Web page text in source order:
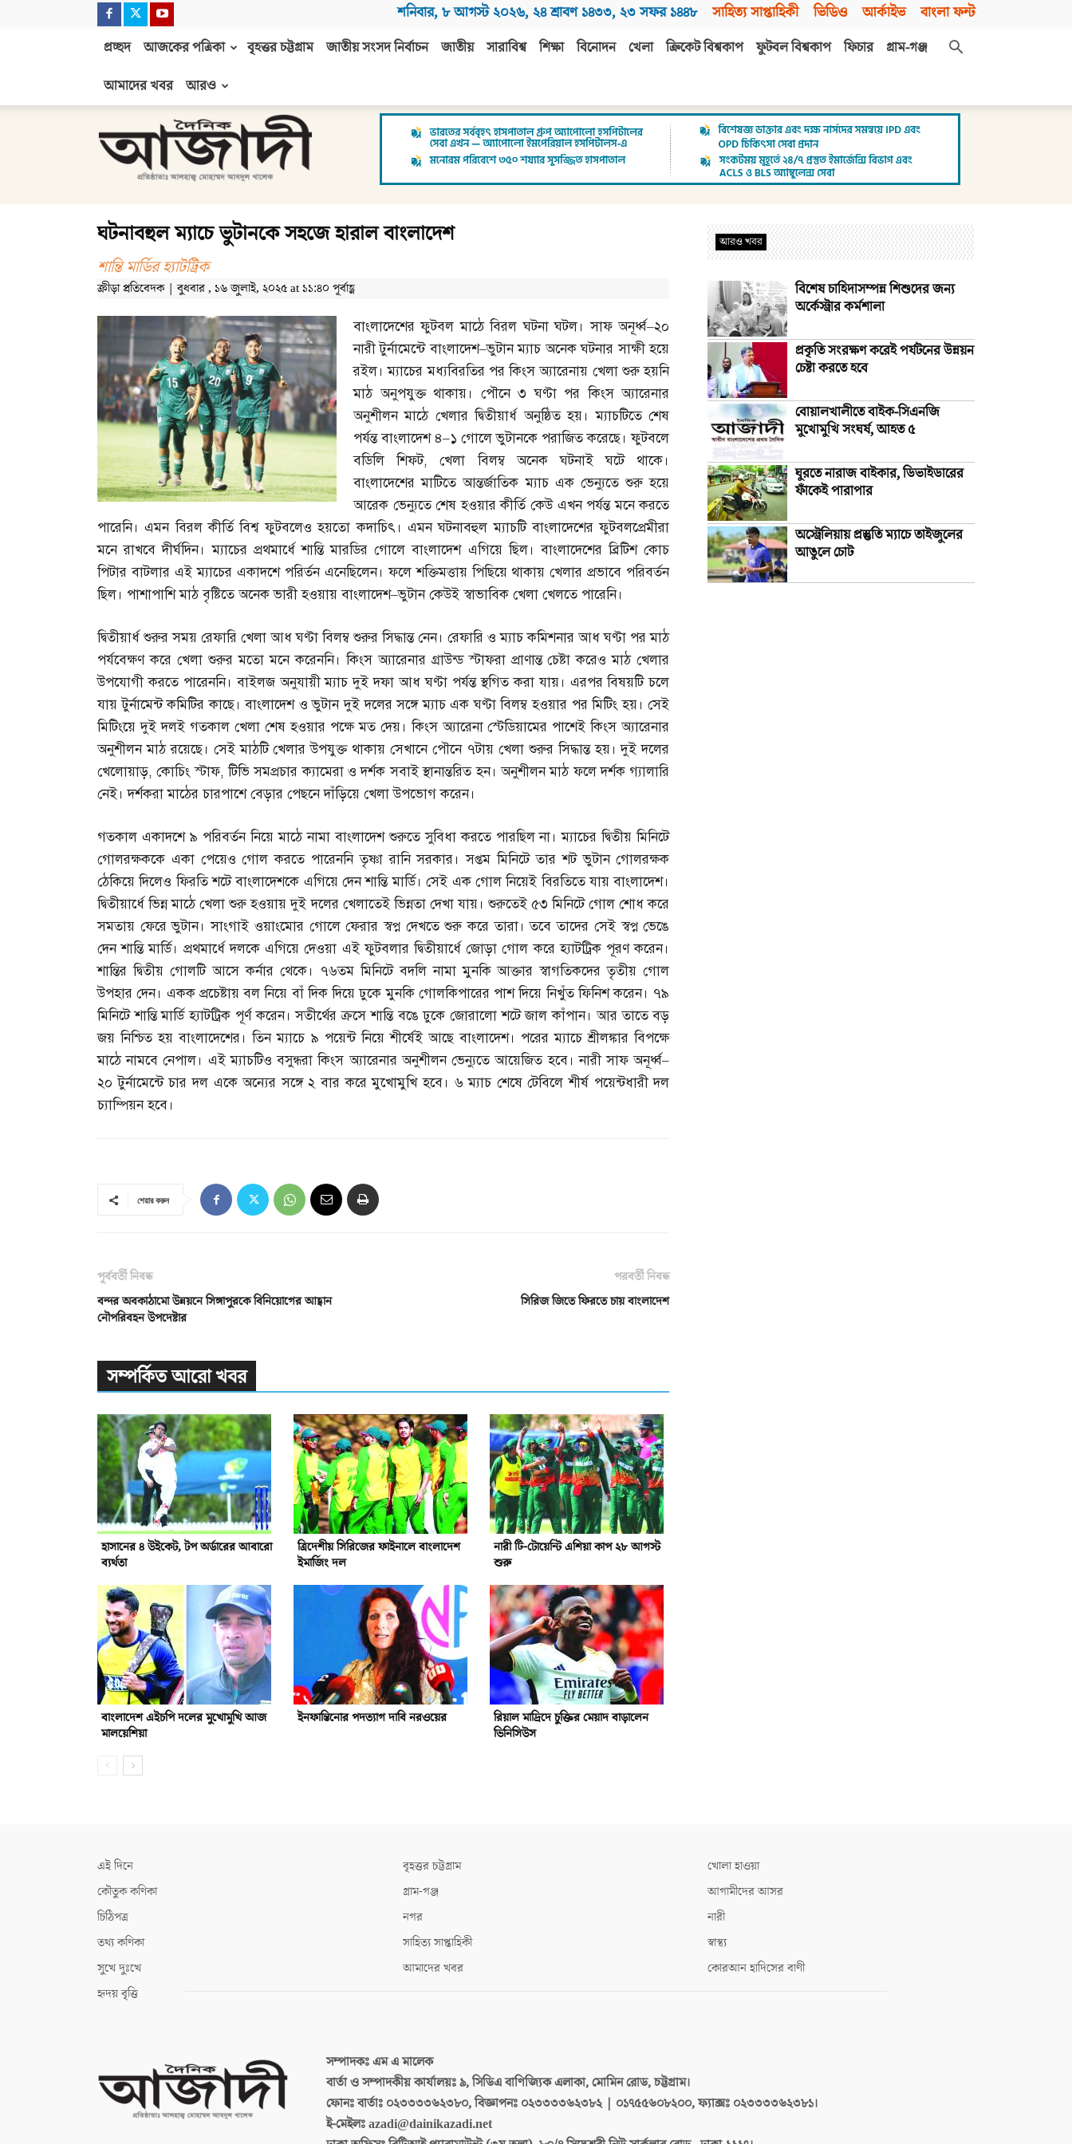
শনিবার, ৮ আগস্ট ২০২৬, ২৪ শ্রাবণ ১৪৩৩, ২৩ সফর ১৪৪৮ সাহিত্য সাপ্তাহিকী ভিডিও আর্কাইভ বাংলা ফন্ট
প্রচ্ছদ আজকের পত্রিকা বৃহত্তর চট্টগ্রাম জাতীয় সংসদ নির্বাচন জাতীয় সারাবিশ্ব শিক্ষা বিনোদন খেলা ক্রিকেট বিশ্বকাপ ফুটবল বিশ্বকাপ ফিচার
গ্রাম-গঞ্জ
আমাদের খবর
আরও
আজাদী
ঘটনাবহুল ম্যাচে ভুটানকে সহজে হারাল বাংলাদেশ
শান্তি মার্ডির হ্যাটট্রিক
ক্রীড়া প্রতিবেদক | বুধবার , ১৬ জুলাই, ২০২৫ at ১১:৪০ পূর্বাহ্ণ
বাংলাদেশের ফুটবল মাঠে বিরল ঘটনা ঘটল। সাফ অনূর্ধ্ব–২০
নারী টুর্নামেন্টে বাংলাদেশ–ভুটান ম্যাচ অনেক ঘটনার সাক্ষী হয়ে
রইল। ম্যাচের মধ্যবিরতির পর কিংস অ্যারেনায় খেলা শুরু হয়নি
মাঠ অনুপযুক্ত থাকায়। পৌনে ৩ ঘণ্টা পর কিংস অ্যারেনার
অনুশীলন মাঠে খেলার দ্বিতীয়ার্ধ অনুষ্ঠিত হয়। ম্যাচটিতে শেষ
পর্যন্ত বাংলাদেশ ৪–১ গোলে ভুটানকে পরাজিত করেছে। ফুটবলে
বডিলি শিফট,খেলা বিলম্ব অনেক ঘটনাই ঘটে থাকে।
বাংলাদেশের মাটিতে আন্তর্জাতিক ম্যাচ এক ভেন্যুতে শুরু হয়ে
আরেক ভেন্যুতে শেষ হওয়ার কীর্তি কেউ এখন পর্যন্ত মনে করতে
পারেনি। এমন বিরল কীর্তি বিশ্ব ফুটবলেও হয়তো কদাচিৎ। এমন ঘটনাবহুল ম্যাচটি বাংলাদেশের ফুটবলপ্রেমীরা
মনে রাখবে দীর্ঘদিন। ম্যাচের প্রথমার্ধে শান্তি মারডির গোলে বাংলাদেশ এগিয়ে ছিল। বাংলাদেশের ব্রিটিশ কোচ
পিটার বাটলার এই ম্যাচের একাদশে পরির্তন এনেছিলেন। ফলে শক্তিমত্তায় পিছিয়ে থাকায় খেলার প্রভাবে পরিবর্তন
ছিল। পাশাপাশি মাঠ বৃষ্টিতে অনেক ভারী হওয়ায় বাংলাদেশ–ভুটান কেউই স্বাভাবিক খেলা খেলতে পারেনি।
দ্বিতীয়ার্ধ শুরুর সময় রেফারি খেলা আধ ঘণ্টা বিলম্ব শুরুর সিদ্ধান্ত নেন। রেফারি ও ম্যাচ কমিশনার আধ ঘণ্টা পর মাঠ
পর্যবেক্ষণ করে খেলা শুরুর মতো মনে করেননি। কিংস অ্যারেনার গ্রাউন্ড স্টাফরা প্রাণান্ত চেষ্টা করেও মাঠ খেলার
উপযোগী করতে পারেননি। বাইলজ অনুযায়ী ম্যাচ দুই দফা আধ ঘণ্টা পর্যন্ত স্থগিত করা যায়। এরপর বিষয়টি চলে
যায় টুর্নামেন্ট কমিটির কাছে। বাংলাদেশ ও ভুটান দুই দলের সঙ্গে ম্যাচ এক ঘণ্টা বিলম্ব হওয়ার পর মিটিং হয়। সেই
মিটিংয়ে দুই দলই গতকাল খেলা শেষ হওয়ার পক্ষে মত দেয়। কিংস অ্যারেনা স্টেডিয়ামের পাশেই কিংস অ্যারেনার
অনুশীলন মাঠ রয়েছে। সেই মাঠটি খেলার উপযুক্ত থাকায় সেখানে পৌনে ৭টায় খেলা শুরুর সিদ্ধান্ত হয়। দুই দলের
খেলোয়াড়,কোচিং স্টাফ,টিভি সমপ্রচার ক্যামেরা ও দর্শক সবাই স্থানান্তরিত হন। অনুশীলন মাঠ ফলে দর্শক গ্যালারি
নেই। দর্শকরা মাঠের চারপাশে বেড়ার পেছনে দাঁড়িয়ে খেলা উপভোগ করেন।
গতকাল একাদশে ৯ পরিবর্তন নিয়ে মাঠে নামা বাংলাদেশ শুরুতে সুবিধা করতে পারছিল না। ম্যাচের দ্বিতীয় মিনিটে
গোলরক্ষককে একা পেয়েও গোল করতে পারেননি তৃষ্ণা রানি সরকার। সপ্তম মিনিটে তার শট ভুটান গোলরক্ষক
ঠেকিয়ে দিলেও ফিরতি শটে বাংলাদেশকে এগিয়ে দেন শান্তি মার্ডি। সেই এক গোল নিয়েই বিরতিতে যায় বাংলাদেশ।
দ্বিতীয়ার্ধে ভিন্ন মাঠে খেলা শুরু হওয়ায় দুই দলের খেলাতেই ভিন্নতা দেখা যায়। শুরুতেই ৫৩ মিনিটে গোল শোধ করে
সমতায় ফেরে ভুটান। সাংগাই ওয়াংমোর গোলে ফেরার স্বপ্ন দেখতে শুরু করে তারা। তবে তাদের সেই স্বপ্ন ভেঙে
দেন শান্তি মার্ডি। প্রথমার্ধে দলকে এগিয়ে দেওয়া এই ফুটবলার দ্বিতীয়ার্ধে জোড়া গোল করে হ্যাটট্রিক পূরণ করেন।
শান্তির দ্বিতীয় গোলটি আসে কর্নার থেকে। ৭৬তম মিনিটে বদলি নামা মুনকি আক্তার স্বাগতিকদের তৃতীয় গোল
উপহার দেন। একক প্রচেষ্টায় বল নিয়ে বাঁ দিক দিয়ে ঢুকে মুনকি গোলকিপারের পাশ দিয়ে নিখুঁত ফিনিশ করেন। ৭৯
মিনিটে শান্তি মার্ডি হ্যাটট্রিক পূর্ণ করেন। সতীর্থের ক্রসে শান্তি বঙে ঢুকে জোরালো শটে জাল কাঁপান। আর তাতে বড়
জয় নিশ্চিত হয় বাংলাদেশের। তিন ম্যাচে ৯ পয়েন্ট নিয়ে শীর্ষেই আছে বাংলাদেশ। পরের ম্যাচে শ্রীলঙ্কার বিপক্ষে
মাঠে নামবে নেপাল। এই ম্যাচটিও বসুন্ধরা কিংস অ্যারেনার অনুশীলন ভেন্যুতে আয়েজিত হবে। নারী সাফ অনূর্ধ্ব–
২০ টুর্নামেন্টে চার দল একে অন্যের সঙ্গে ২ বার করে মুখোমুখি হবে। ৬ ম্যাচ শেষে টেবিলে শীর্ষ পয়েন্টধারী দল
চ্যাম্পিয়ন হবে।
শেয়ার করুন
পূর্ববর্তী নিবন্ধ
বন্দর অবকাঠামো উন্নয়নে সিঙ্গাপুরকে বিনিয়োগের আহ্বান
নৌপরিবহন উপদেষ্টার
পরবর্তী নিবন্ধ
সিরিজ জিতে ফিরতে চায় বাংলাদেশ
সম্পর্কিত আরো খবর
হাসানের ৪ উইকেট, টপ অর্ডারের আবারো
ব্যর্থতা
ত্রিদেশীয় সিরিজের ফাইনালে বাংলাদেশ
ইমার্জিং দল
নারী টি-টোয়েন্টি এশিয়া কাপ ২৮ আগস্ট
শুরু
বাংলাদেশ এইচপি দলের মুখোমুখি আজ
মালয়েশিয়া
ইনফান্তিনোর পদত্যাগ দাবি নরওয়ের
রিয়াল মাদ্রিদে চুক্তির মেয়াদ বাড়ালেন
ভিনিসিউস
আরও খবর
বিশেষ চাহিদাসম্পন্ন শিশুদের জন্য
অর্কেস্ট্রার কর্মশালা
প্রকৃতি সংরক্ষণ করেই পর্যটনের উন্নয়ন
চেষ্টা করতে হবে
বোয়ালখালীতে বাইক-সিএনজি
মুখোমুখি সংঘর্ষ, আহত ৫
ঘুরতে নারাজ বাইকার, ডিভাইডারের
ফাঁকেই পারাপার
অস্ট্রেলিয়ায় প্রস্তুতি ম্যাচে তাইজুলের
আঙুলে চোট
এই দিনে
কৌতুক কণিকা
চিঠিপত্র
তথ্য কণিকা
সুখে দুঃখে
হৃদয় বৃত্তি
বৃহত্তর চট্টগ্রাম
গ্রাম-গঞ্জ
নগর
সাহিত্য সাপ্তাহিকী
আমাদের খবর
খোলা হাওয়া
আগামীদের আসর
নারী
স্বাস্থ্য
কোরআন হাদিসের বাণী
সম্পাদকঃএম এ মালেক
বার্তা ও সম্পাদকীয় কার্যালয়ঃ৯, সিডিএ বাণিজ্যিক এলাকা, মোমিন রোড, চট্টগ্রাম।
ফোনঃ বার্তাঃ ০২৩৩৩৩৬২৩৮০, বিজ্ঞাপনঃ ০২৩৩৩৩৬২৩৮২ | ০১৭৫৫৬০৮২০০, ফ্যাক্সঃ ০২৩৩৩৩৬২৩৮১।
ই-মেইলঃazadi@dainikazadi.net